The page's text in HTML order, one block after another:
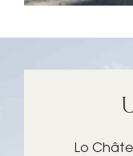
Lo